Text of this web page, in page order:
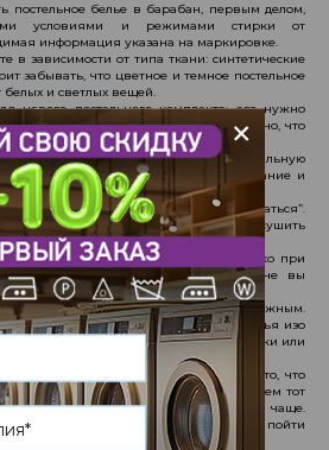
постельное белье в барабан, первым делом,
условиями и режимами стирки от
информация указана на маркировке.
в зависимости от типа ткани: синтетические
забывать, что цветное и темное постельное
белых и светлых вещей.
нового постельного комплекта: его нужно
рисков миграции цвета. Особенно, что
60%. Это обезопасит вашу стиральную
бережную стирку, легкое полоскание и
после стирки. Не давайте ему “залежаться”.
и белое белье не рекомендуется сушить
лучей.
устройствах, то используйте их только при
значка на маркировке изделия. Иначе вы
белье рискам усадки.
постельное белье должно быть влажным.
ткани при глажке. Для постельного белья изо
высокие температуры, а для синтетики или
белье нужно равномерно: то, что
низ. Так как чаще всего мы используем тот
Соответственно и стираем мы его чаще.
хранится в шкафу без чистки, может пойти
+